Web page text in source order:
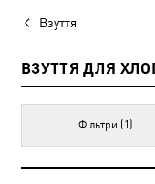
Взуття
ВЗУТТЯ ДЛЯ
Фільтри (1)